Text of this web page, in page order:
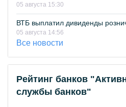
05 августа 15:30
ВТБ выплатил дивиденды
05 августа 14:56
Все новости
Рейтинг банков
службы банков"